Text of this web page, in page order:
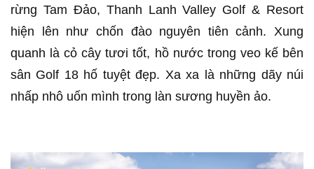
rừng Tam Đảo, Thanh Lanh Valley Golf & Resort
hiện lên như chốn đào nguyên tiên cảnh. Xung
quanh là cỏ cây tươi tốt, hồ nước trong veo kế bên
sân Golf 18 hố tuyệt đẹp. Xa xa là những dãy núi
nhấp nhô uốn mình trong làn sương huyền ảo.